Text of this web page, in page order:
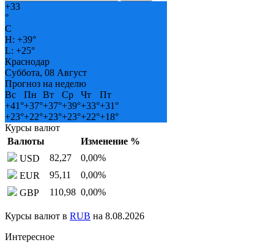
+33
°
C
H: +39°
L: +25°
Краснодар
Суббота, 08 Август
Прогноз на неделю
Вс
Пн Вт Ср Чт
Пт
+41°+37°+37°+39°+33°+31°
+23°+22°+23°+23°+22°+18°
Курсы валют
Валюты
Изменение %
USD
82,27 0,00%
EUR
95,11 0,00%
GBP
110,98 0,00%
Курсы валют в RUB на 8.08.2026
Интересное